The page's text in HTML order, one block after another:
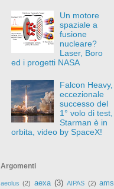
Un motore
spaziale a
fusione
nucleare?
Laser, Boro
ed i progetti NASA
Falcon Heavy,
eccezionale
successo del
1° volo di test,
Starman è in
orbita, video by SpaceX!
Argomenti
aeolus (2) aexa (3) AIPAS (2) ams